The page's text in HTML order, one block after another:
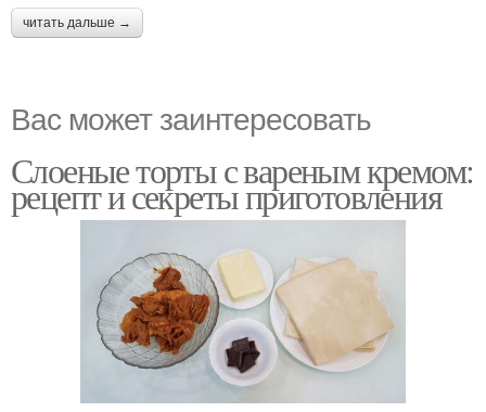
читать дальше →
Вас может заинтересовать
Слоеные торты с вареным кремом:
рецепт и секреты приготовления